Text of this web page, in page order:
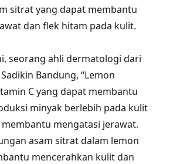
sitrat yang dapat membantu
dan flek hitam pada kulit.
seorang ahli dermatologi dari
Sadikin Bandung, “Lemon
C yang dapat membantu
minyak berlebih pada kulit
mengatasi jerawat.
asam sitrat dalam lemon
mencerahkan kulit dan